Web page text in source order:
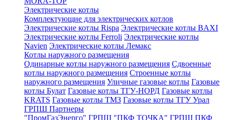
Электрические котлы
Комплектующие для электрических котлов
Электрические котлы Rispa Электрические котлы BAXI
Электрические котлы Ferroli Электрические котлы
Navien Электрические котлы Лемакс
Котлы наружного размещения
Одинарные котлы наружного размещения Сдвоенные
котлы наружного размещения Строенные котлы
наружного размещения Уличные газовые котлы Газовые
котлы Булат Газовые котлы ТГУ-НОРД Газовые котлы
KRATS Газовые котлы ТМЗ Газовые котлы ТГУ Урал
ГРПШ Партнеры
"ПромГазЭнерго" ГРПШ "ПКФ ТОЧКА" ГРПШ ПКФ